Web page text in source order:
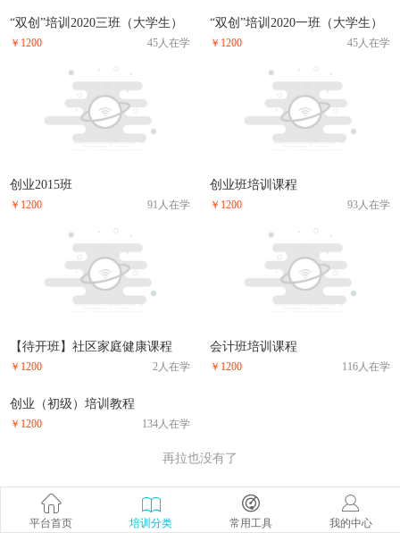
“双创”培训2020三班（大学生）
￥1200 45人在学
“双创”培训2020一班（大学生）
￥1200 45人在学
创业2015班
￥1200 91人在学
创业班培训课程
￥1200 93人在学
【待开班】社区家庭健康课程
￥1200 2人在学
会计班培训课程
￥1200 116人在学
创业（初级）培训教程
￥1200 134人在学
再拉也没有了
平台首页 培训分类 常用工具 我的中心